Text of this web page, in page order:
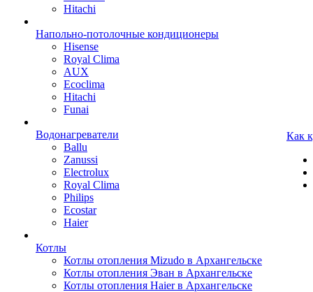
Hitachi
Напольно-потолочные кондиционеры
Hisense
Royal Clima
AUX
Ecoclima
Hitachi
Funai
Водонагреватели
Ballu
Zanussi
Electrolux
Royal Clima
Philips
Ecostar
Haier
Котлы
Котлы отопления Mizudo в Архангельске
Котлы отопления Эван в Архангельске
Котлы отопления Haier в Архангельске
Как